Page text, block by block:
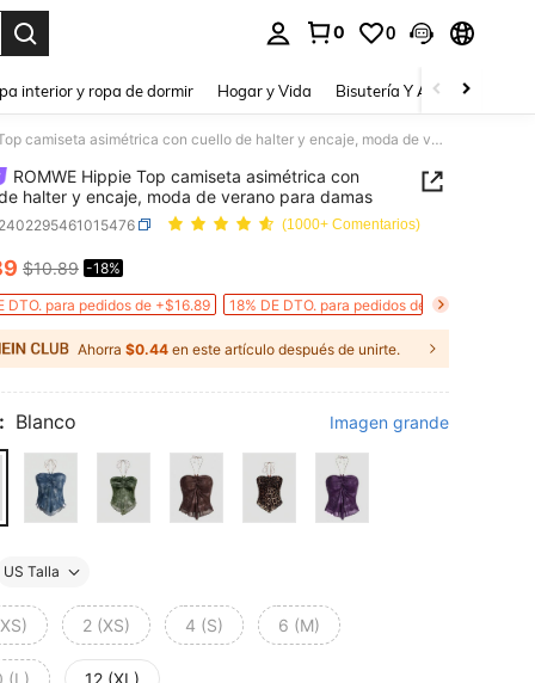
0 0
interior y ropa de dormir Hogar y Vida Bisutería Y Accesorios
ROMWE Hippie Top camiseta asimétrica con cuello de halter y encaje, moda de verano para damas
ROMWE Hippie Top camiseta asimétrica con
halter y encaje, moda de verano para damas
(1000+ Comentarios)
AND AVAILABILITY
$10.89 -18%
DTO. para pedidos de +$16.89 18% DE DTO. para pedidos de +$26.89
Ahorra $0.44 en este artículo después de unirte.
Blanco Imagen grande
US Talla
2 (XS) 4 (S) 6 (M)
(L) 12 (XL)